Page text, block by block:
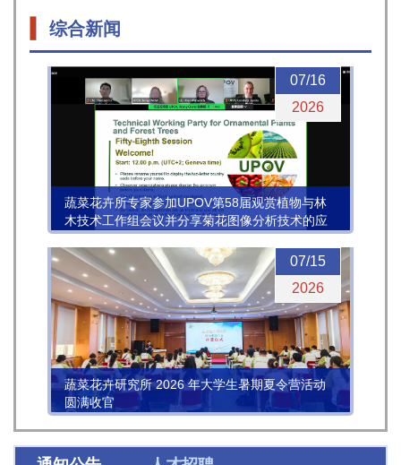
综合新闻
07/16
2026
蔬菜花卉所专家参加UPOV第58届观赏植物与林
木技术工作组会议并分享菊花图像分析技术的应
用进展
07/15
2026
蔬菜花卉研究所 2026 年大学生暑期夏令营活动
圆满收官